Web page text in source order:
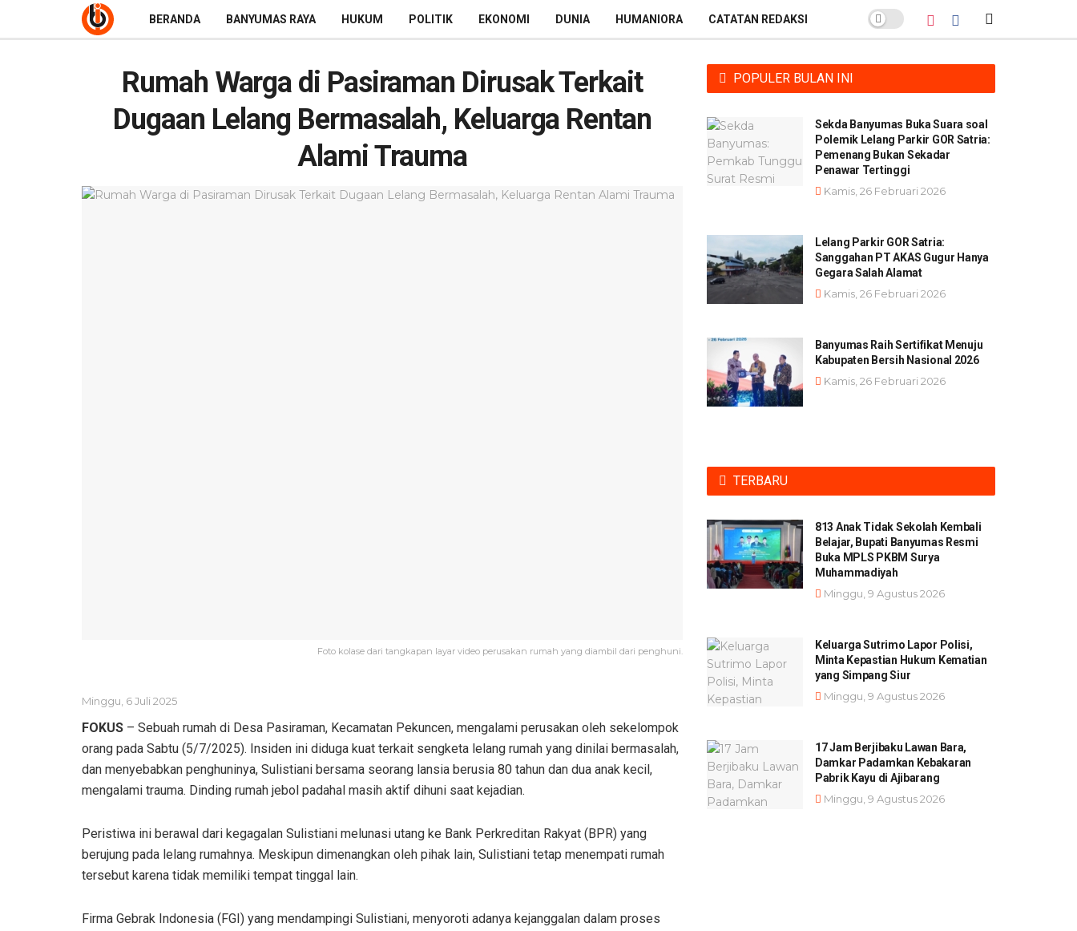
BERANDA BANYUMAS RAYA HUKUM POLITIK EKONOMI DUNIA HUMANIORA CATATAN REDAKSI
Rumah Warga di Pasiraman Dirusak Terkait
Dugaan Lelang Bermasalah, Keluarga Rentan
Alami Trauma
Foto kolase dari tangkapan layar video perusakan rumah yang diambil dari penghuni.
Minggu, 6 Juli 2025
FOKUS – Sebuah rumah di Desa Pasiraman, Kecamatan Pekuncen, mengalami perusakan oleh sekelompok
orang pada Sabtu (5/7/2025). Insiden ini diduga kuat terkait sengketa lelang rumah yang dinilai bermasalah,
dan menyebabkan penghuninya, Sulistiani bersama seorang lansia berusia 80 tahun dan dua anak kecil,
mengalami trauma. Dinding rumah jebol padahal masih aktif dihuni saat kejadian.
Peristiwa ini berawal dari kegagalan Sulistiani melunasi utang ke Bank Perkreditan Rakyat (BPR) yang
berujung pada lelang rumahnya. Meskipun dimenangkan oleh pihak lain, Sulistiani tetap menempati rumah
tersebut karena tidak memiliki tempat tinggal lain.
Firma Gebrak Indonesia (FGI) yang mendampingi Sulistiani, menyoroti adanya kejanggalan dalam proses
POPULER BULAN INI
Sekda Banyumas Buka Suara soal
Polemik Lelang Parkir GOR Satria:
Pemenang Bukan Sekadar
Penawar Tertinggi
Kamis, 26 Februari 2026
Lelang Parkir GOR Satria:
Sanggahan PT AKAS Gugur Hanya
Gegara Salah Alamat
Kamis, 26 Februari 2026
Banyumas Raih Sertifikat Menuju
Kabupaten Bersih Nasional 2026
Kamis, 26 Februari 2026
TERBARU
813 Anak Tidak Sekolah Kembali
Belajar, Bupati Banyumas Resmi
Buka MPLS PKBM Surya
Muhammadiyah
Minggu, 9 Agustus 2026
Keluarga Sutrimo Lapor Polisi,
Minta Kepastian Hukum Kematian
yang Simpang Siur
Minggu, 9 Agustus 2026
17 Jam Berjibaku Lawan Bara,
Damkar Padamkan Kebakaran
Pabrik Kayu di Ajibarang
Minggu, 9 Agustus 2026